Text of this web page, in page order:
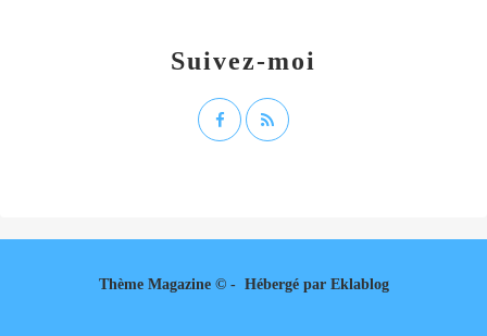
Suivez-moi
Thème Magazine © - Hébergé par Eklablog